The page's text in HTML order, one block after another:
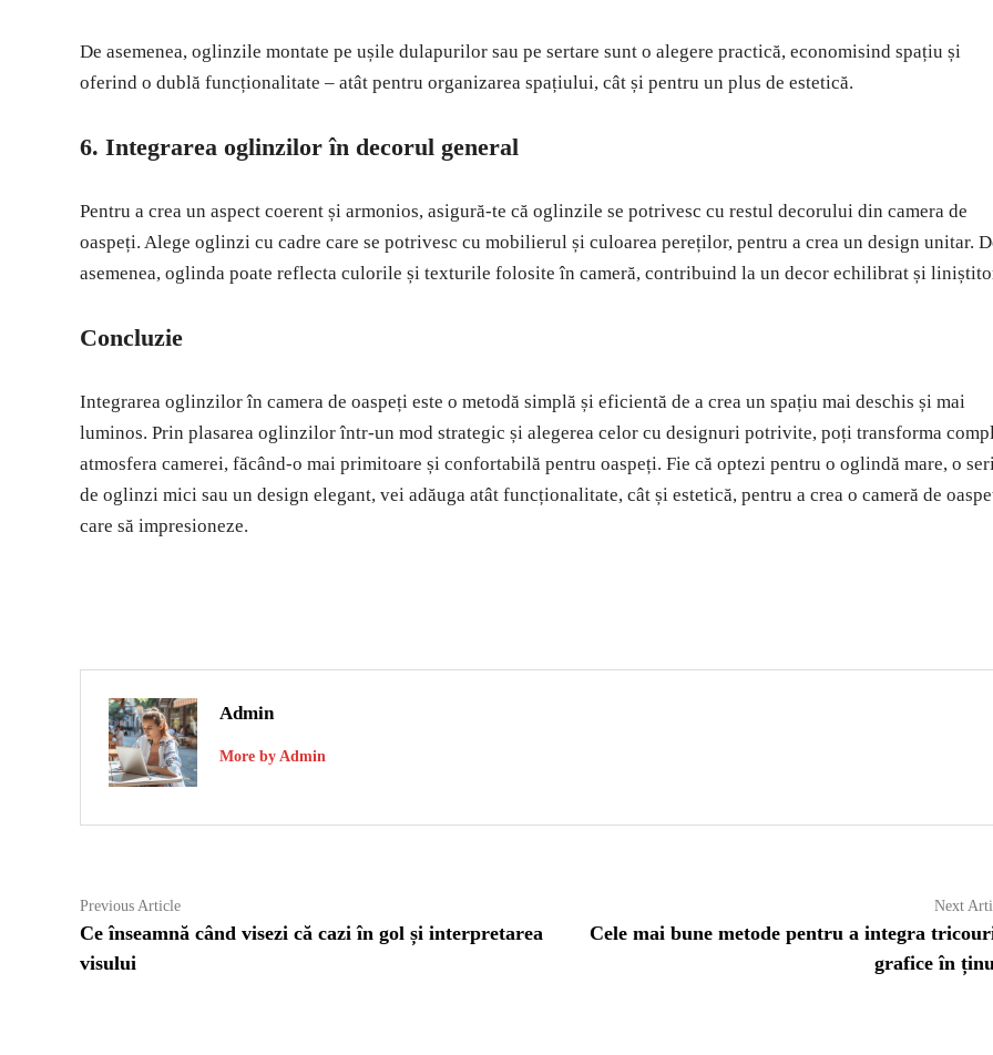
De asemenea, oglinzile montate pe ușile dulapurilor sau pe sertare sunt o alegere practică, economisind spațiu și
oferind o dublă funcționalitate – atât pentru organizarea spațiului, cât și pentru un plus de estetică.
6. Integrarea oglinzilor în decorul general
Pentru a crea un aspect coerent și armonios, asigură-te că oglinzile se potrivesc cu restul decorului din camera de
oaspeți. Alege oglinzi cu cadre care se potrivesc cu mobilierul și culoarea pereților, pentru a crea un design unitar.
asemenea, oglinda poate reflecta culorile și texturile folosite în cameră, contribuind la un decor echilibrat și
Concluzie
Integrarea oglinzilor în camera de oaspeți este o metodă simplă și eficientă de a crea un spațiu mai deschis și mai
luminos. Prin plasarea oglinzilor într-un mod strategic și alegerea celor cu designuri potrivite, poți transforma
atmosfera camerei, făcând-o mai primitoare și confortabilă pentru oaspeți. Fie că optezi pentru o oglindă mare, o
de oglinzi mici sau un design elegant, vei adăuga atât funcționalitate, cât și estetică, pentru a crea o cameră de
care să impresioneze.
Admin
More by Admin
Navigare
în
articole
Previous ArticlePrevious
article:
Ce înseamnă când visezi că cazi în gol și interpretarea
visului
Next
Cele mai bune metode pentru a integra
grafice în